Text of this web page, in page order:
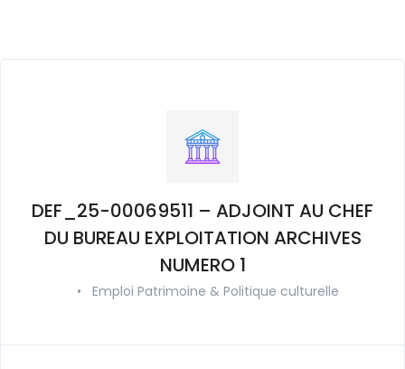
DEF_25-00069511 – ADJOINT AU CHEF
DU BUREAU EXPLOITATION ARCHIVES
NUMERO 1
• Emploi Patrimoine & Politique culturelle